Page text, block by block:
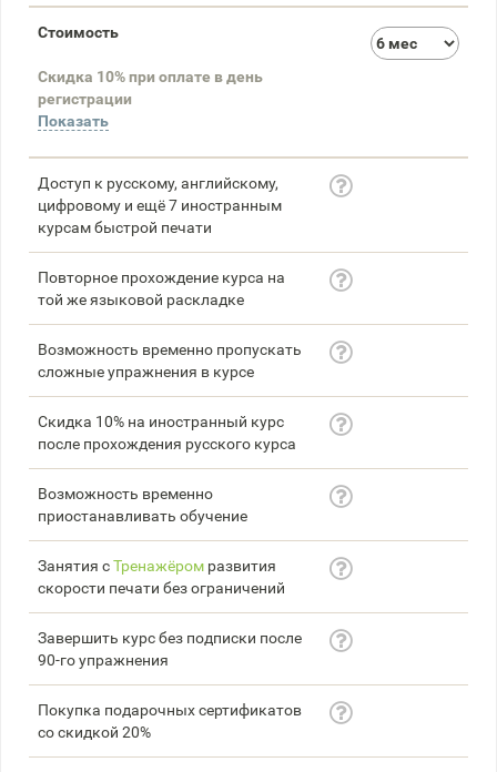
Стоимость
Скидка 10% при оплате в день
регистрации
Показать
Доступ к русскому, английскому,
цифровому и ещё 7 иностранным
курсам быстрой печати
Повторное прохождение курса на
той же языковой раскладке
Возможность временно пропускать
сложные упражнения в курсе
Скидка 10% на иностранный курс
после прохождения русского курса
Возможность временно
приостанавливать обучение
Занятия сТренажёром развития
скорости печати без ограничений
Завершить курс без подписки после
90-го упражнения
Покупка подарочных сертификатов
со скидкой 20%